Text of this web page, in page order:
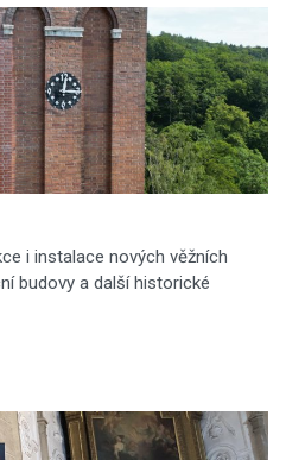
i instalace nových věžních
budovy a další historické